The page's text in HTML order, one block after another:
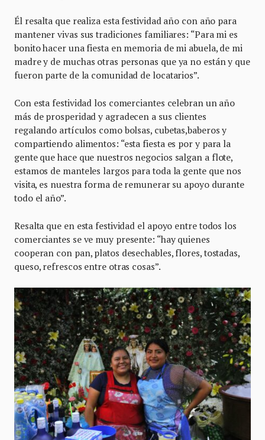
Él resalta que realiza esta festividad año con año para
mantener vivas sus tradiciones familiares: “Para mi es
bonito hacer una fiesta en memoria de mi abuela, de mi
madre y de muchas otras personas que ya no están y que
fueron parte de la comunidad de locatarios”.
Con esta festividad los comerciantes celebran un año
más de prosperidad y agradecen a sus clientes
regalando artículos como bolsas, cubetas,baberos y
compartiendo alimentos: “esta fiesta es por y para la
gente que hace que nuestros negocios salgan a flote,
estamos de manteles largos para toda la gente que nos
visita, es nuestra forma de remunerar su apoyo durante
todo el año”.
Resalta que en esta festividad el apoyo entre todos los
comerciantes se ve muy presente: “hay quienes
cooperan con pan, platos desechables, flores, tostadas,
queso, refrescos entre otras cosas”.